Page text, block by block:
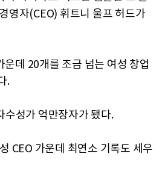
영자(CEO) 휘트니 울프 허드가
데 20개를 조금 넘는 여성 창업
.
수성가 억만장자가 됐다.
CEO 가운데 최연소 기록도 세우